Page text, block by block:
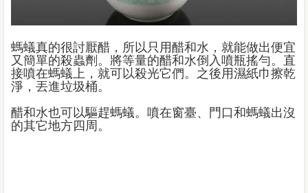
螞蟻真的很討厭醋，所以只用醋和水，就能做出便宜
又簡單的殺蟲劑。將等量的醋和水倒入噴瓶搖勻。直
接噴在螞蟻上，就可以殺光它們。之後用濕紙巾擦乾
淨，丟進垃圾桶。
醋和水也可以驅趕螞蟻。噴在窗臺、門口和螞蟻出沒
的其它地方四周。